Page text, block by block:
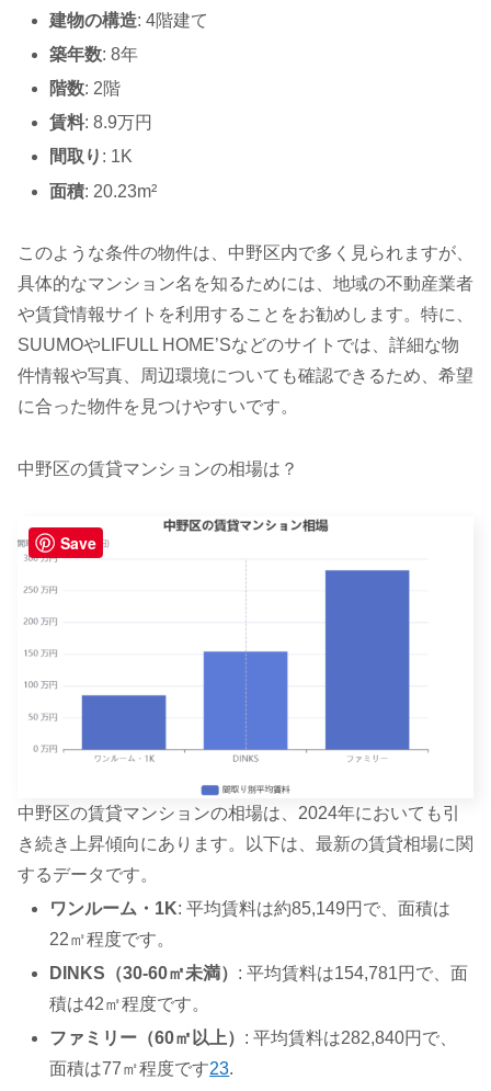
建物の構造: 4階建て
築年数: 8年
階数: 2階
賃料: 8.9万円
間取り : 1K
面積: 20.23m²
このような条件の物件は、中野区内で多く見られますが、
具体的なマンション名を知るためには、地域の不動産業者
や賃貸情報サイトを利用することをお勧めします。特に、
SUUMOやLIFULL HOME’Sなどのサイトでは、詳細な物
件情報や写真、周辺環境についても確認できるため、希望
に合った物件を見つけやすいです。
中野区の賃貸マンションの相場は？
中野区の賃貸マンションの相場は、2024年においても引
き続き上昇傾向にあります。以下は、最新の賃貸相場に関
するデータです。
ワンルーム・1K: 平均賃料は約85,149円で、面積は
22㎡程度です。
DINKS（30-60㎡未満） : 平均賃料は154,781円で、面
積は42㎡程度です。
ファミリー（60㎡以上） : 平均賃料は282,840円で、
面積は77㎡程度です23.
Save